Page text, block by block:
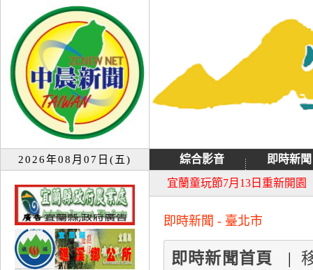
2026年08月07日(五) 綜合影音
即時新聞
宜蘭童玩節7月13日重新開園
大同音樂祭延期至8月9日禮
即時新聞 - 臺北市
即時新聞首頁 |